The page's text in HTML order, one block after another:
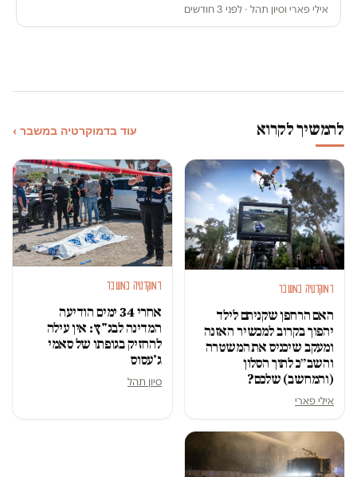
אילי פארי וסיון תהל · לפני 3 חודשים
להמשיך לקרוא עוד בדמוקרטיה במשבר ›
דמוקרטיה במשבר
האם הרחפן שקניתם לילד
יהפוך בקרוב למכשיר האזנה
ומעקב שיכניס את המשטרה
והשב״כ לתוך הסלון
(והמחשב) שלכם?
אילי פארי
דמוקרטיה במשבר
אחרי 34 ימים הודיעה
המדינה לבג"ץ: אין עילה
להחזיק בגופתו של סאמי
ג'עסוס
סיון תהל